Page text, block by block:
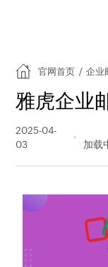
官网首页 / 企业
雅虎企业
2025-04-
03
量